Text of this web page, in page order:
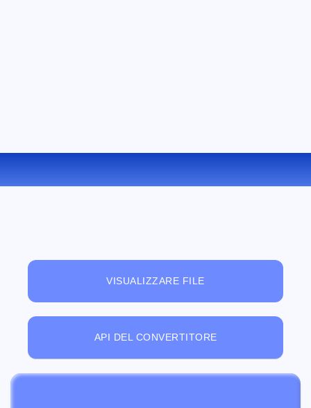
CONVERTIRE AU IN AAC ONLINE
VISUALIZZARE FILE
API DEL CONVERTITORE